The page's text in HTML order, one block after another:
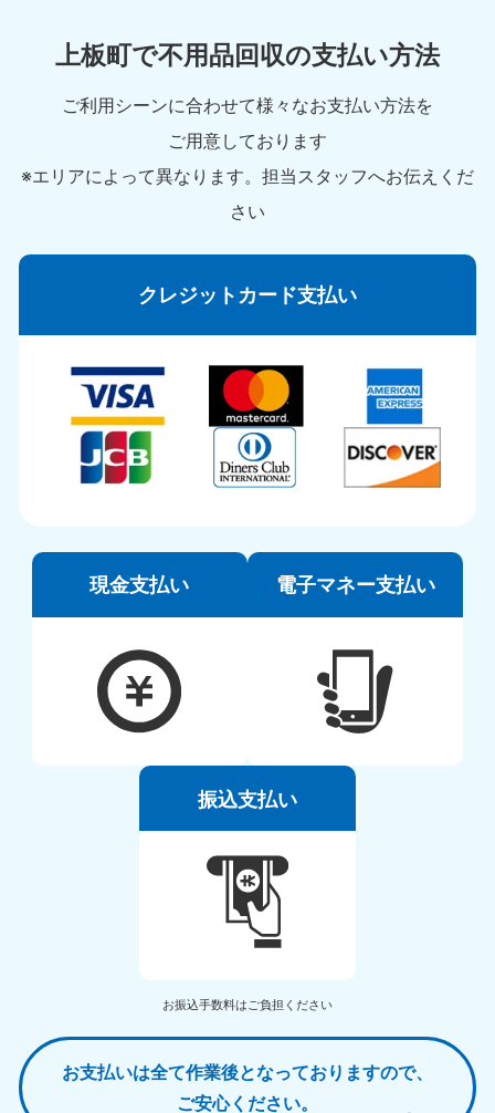
上板町で不用品回収の支払い方法
ご利用シーンに合わせて様々なお支払い方法を
ご用意しております
※エリアによって異なります。担当スタッフへお伝えくだ
さい
クレジットカード支払い
現金支払い 電子マネー支払い
振込支払い
お振込手数料はご負担ください
お支払いは全て作業後となっておりますので、
ご安心ください。